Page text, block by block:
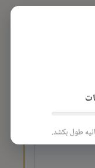
طول بکشد.